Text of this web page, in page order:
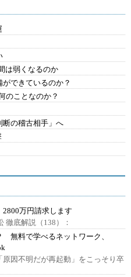
は弱くなるのか
できているのか？
のことなのか？
断の稽古相手」へ
万円請求します
徹底解説（138）：
無料で学べるネットワーク、
原因不明だが再起動」をこっそり卒